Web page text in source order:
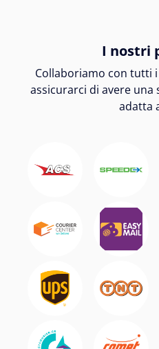
I nostri
Collaboriamo con tutti
assicurarci di avere
adatta